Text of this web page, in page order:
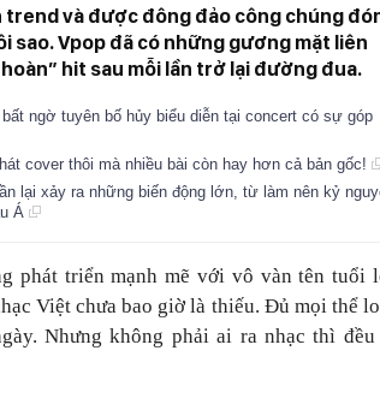
trend và được đông đảo công chúng
sao. Vpop đã có những gương mặt liên
hit sau mỗi lần trở lại đường đua.
ngờ tuyên bố hủy biểu diễn tại concert có sự góp
cover thôi mà nhiều bài còn hay hơn cả bản gốc!
lại xảy ra những biến động lớn, từ làm nên kỷ
Á
phát triển mạnh mẽ với vô vàn tên tuổi
Việt chưa bao giờ là thiếu. Đủ mọi thể
Nhưng không phải ai ra nhạc thì đều